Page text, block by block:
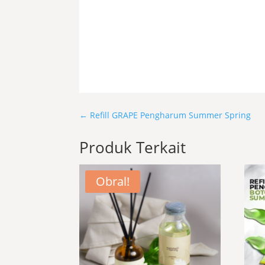
← Refill GRAPE Pengharum Summer Spring
Produk Terkait
Obral!